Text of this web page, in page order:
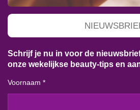
Schrijf je nu in voor de
onze wekelijkse beauty-tips en
Voornaam *